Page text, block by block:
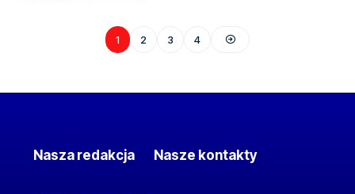
1 2 3 4
Nasza redakcja Nasze kontakty